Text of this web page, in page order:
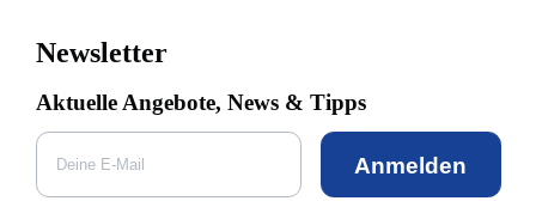
Newsletter
Aktuelle Angebote, News & Tipps
Anmelden